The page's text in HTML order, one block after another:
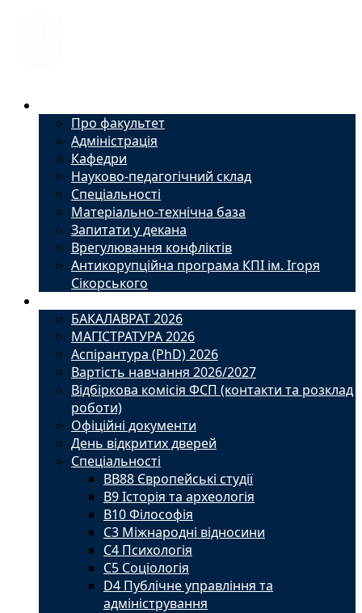
Про факультет
Адміністрація
Кафедри
Науково-педагогічний склад
Спеціальності
Матеріально-технічна база
Запитати у декана
Врегулювання конфліктів
Антикорупційна програма КПІ ім. Ігоря
Сікорського
БАКАЛАВРАТ 2026
МАГІСТРАТУРА 2026
Аспірантура (PhD) 2026
Вартість навчання 2026/2027
Відбіркова комісія ФСП (контакти та розклад
роботи)
Офіційні документи
День відкритих дверей
Спеціальності
BВ88 Європейські студії
B9 Історія та археологія
B10 Філософія
C3 Міжнародні відносини
C4 Психологія
С5 Соціологія
D4 Публічне управління та
адміністрування